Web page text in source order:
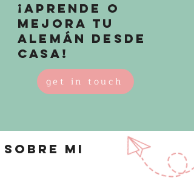
¡Aprende o
mejora tu
alemán desde
casa!
get in touch
Sobre mi